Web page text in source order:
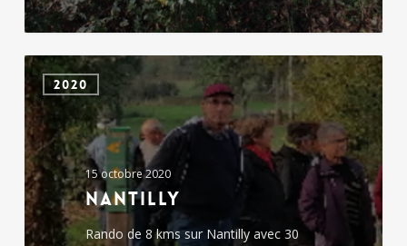
Nantilly
2020
15 octobre 2020
Nantilly
Rando de 8 kms sur Nantilly avec 30